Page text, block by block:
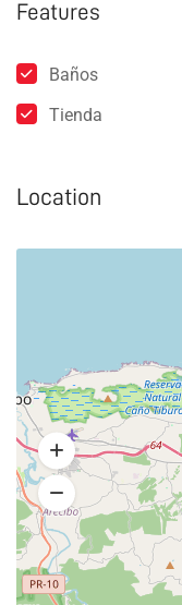
Features
Baños
Tienda
Location